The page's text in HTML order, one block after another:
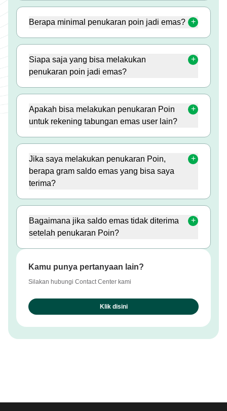
Berapa minimal penukaran poin jadi emas?
Siapa saja yang bisa melakukan
penukaran poin jadi emas?
Apakah bisa melakukan penukaran Poin
untuk rekening tabungan emas user lain?
Jika saya melakukan penukaran Poin,
berapa gram saldo emas yang bisa saya
terima?
Bagaimana jika saldo emas tidak diterima
setelah penukaran Poin?
Kamu punya pertanyaan lain?
Silakan hubungi Contact Center kami
Klik disini